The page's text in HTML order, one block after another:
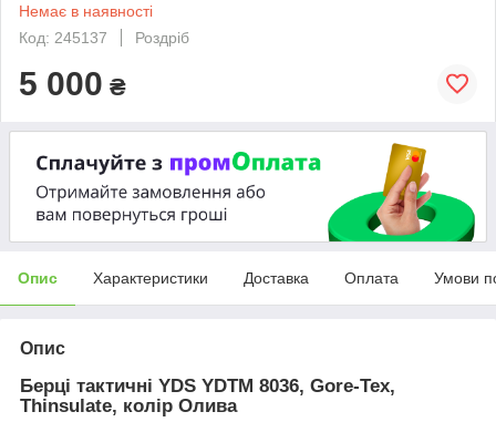
Немає в наявності
Код: 245137
Роздріб
5 000 ₴
Опис Характеристики Доставка Оплата Умови
Опис
Берці тактичні YDS YDTM 8036, Gore-Tex,
Thinsulate, колір Олива